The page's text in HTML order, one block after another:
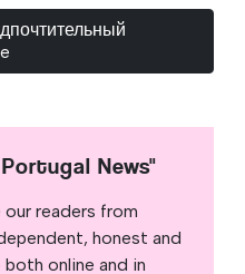
News"
readers from
honest and
online and in